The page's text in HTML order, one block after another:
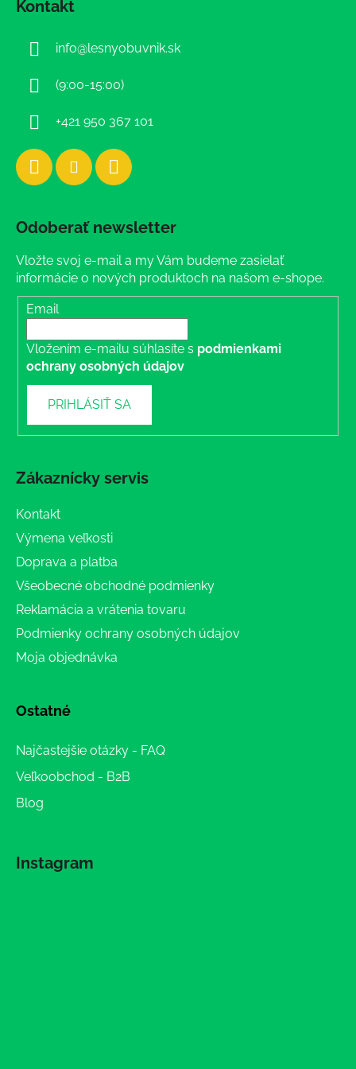
Kontakt
info@lesnyobuvnik.sk
(9:00-15:00)
+421 950 367 101
Odoberať newsletter
Vložte svoj e-mail a my Vám budeme zasielať
informácie o nových produktoch na našom e-shope.
Email
Vložením e-mailu súhlasíte s podmienkami
ochrany osobných údajov
PRIHLÁSIŤ SA
Zákaznícky servis
Kontakt
Výmena veľkosti
Doprava a platba
Všeobecné obchodné podmienky
Reklamácia a vrátenia tovaru
Podmienky ochrany osobných údajov
Moja objednávka
Ostatné
Najčastejšie otázky - FAQ
Veľkoobchod - B2B
Blog
Instagram